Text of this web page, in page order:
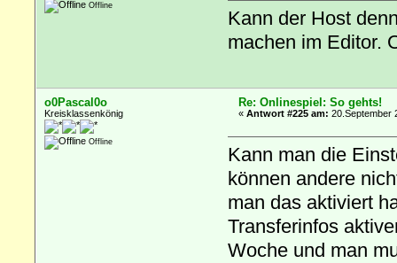
Offline
Kann der Host
machen im Editor.
o0Pascal0o
Kreisklassenkönig
Offline
Re: Onlinespiel: So gehts!
«Antwort #225 am: 20.September
Kann man die
können andere
man das aktiviert
Transferinfos
Woche und man